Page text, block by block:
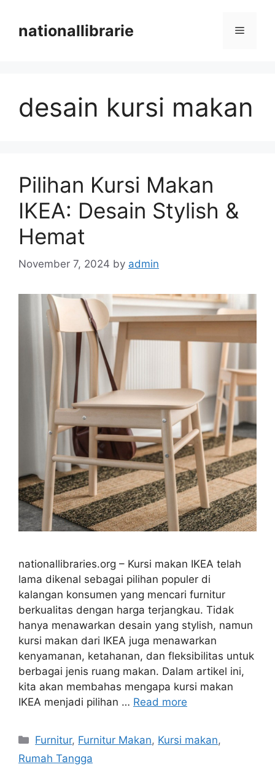
contentnationallibrarie Menu
desain kursi makan
Pilihan Kursi Makan
IKEA: Desain Stylish &
Hemat
November 7, 2024 by admin
nationallibraries.org – Kursi makan IKEA telah
lama dikenal sebagai pilihan populer di
kalangan konsumen yang mencari furnitur
berkualitas dengan harga terjangkau. Tidak
hanya menawarkan desain yang stylish, namun
kursi makan dari IKEA juga menawarkan
kenyamanan, ketahanan, dan fleksibilitas untuk
berbagai jenis ruang makan. Dalam artikel ini,
kita akan membahas mengapa kursi makan
IKEA menjadi pilihan … Read more
Categories
Furnitur, Furnitur Makan, Kursi makan,
Rumah Tangga